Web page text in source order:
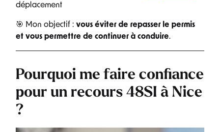
déplacement
🎯 Mon objectif : vous éviter de repasser le permis
et vous permettre de continuer à conduire.
Pourquoi me faire confiance
pour un recours 48SI à Nice
?